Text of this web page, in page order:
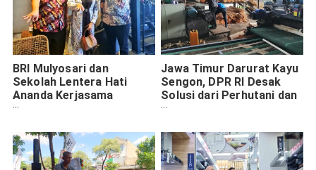
BRI Mulyosari dan
Sekolah Lentera Hati
Ananda Kerjasama
Permudah Pembayaran
Jawa Timur Darurat Kayu
Sengon, DPR RI Desak
Solusi dari Perhutani dan
PTPN